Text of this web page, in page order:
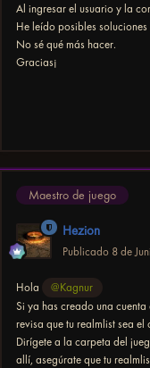
Al ingresar el usuario y la
He leído posibles
No sé qué más hacer.
Gracias¡
Maestro de juego
Hezion
Publicado 8 de
Hola
@Kagnur
Si ya has creado una
revisa que tu realmlist sea el
Dirígete a la carpeta del
allí, asegúrate que tu